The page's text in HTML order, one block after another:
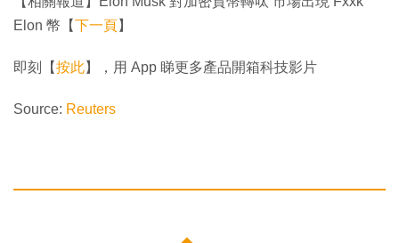
Elon 幣【下一頁】
即刻【按此】，用 App 睇更多產品開箱科技影片
Source: Reuters